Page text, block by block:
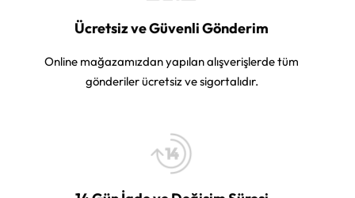
Ücretsiz ve Güvenli Gönderim
Online mağazamızdan yapılan alışverişlerde tüm
gönderiler ücretsiz ve sigortalıdır.